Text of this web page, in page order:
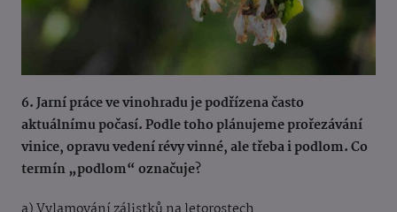
6. Jarní práce ve vinohradu je podřízena často
aktuálnímu počasí. Podle toho plánujeme prořezávání
vinice, opravu vedení révy vinné, ale třeba i podlom. Co
termín „podlom“ označuje?